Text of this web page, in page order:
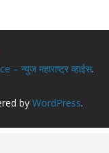
न्युज महाराष्ट्र व्हाईस.
by WordPress.